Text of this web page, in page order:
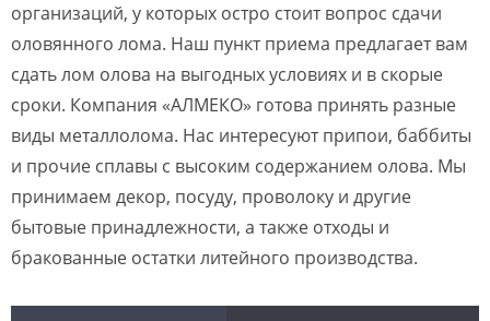
организаций, у которых остро стоит вопрос сдачи
оловянного лома. Наш пункт приема предлагает вам
сдать лом олова на выгодных условиях и в скорые
сроки. Компания «АЛМЕКО» готова принять разные
виды металлолома. Нас интересуют припои, баббиты
и прочие сплавы с высоким содержанием олова. Мы
принимаем декор, посуду, проволоку и другие
бытовые принадлежности, а также отходы и
бракованные остатки литейного производства.